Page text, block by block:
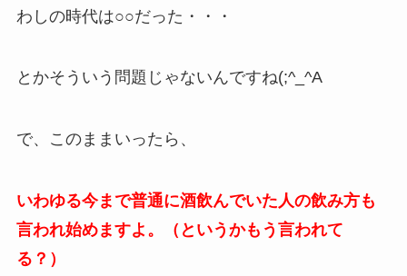
わしの時代は○○だった・・・
とかそういう問題じゃないんですね(;^_^A
で、このままいったら、
いわゆる今まで普通に酒飲んでいた人の飲み方も
言われ始めますよ。（というかもう言われて
る？）